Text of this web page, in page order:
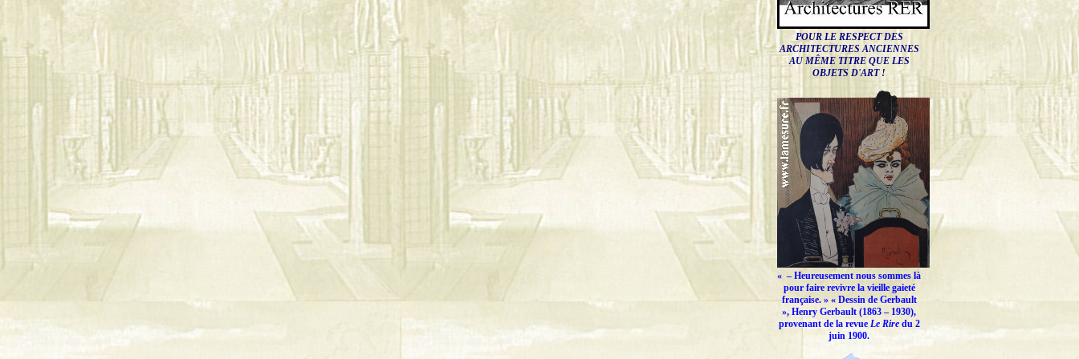
POUR LE RESPECT DES
ARCHITECTURES ANCIENNES
AU MÊME TITRE QUE LES
OBJETS D'ART !
« – Heureusement nous sommes là
pour faire revivre la vieille gaieté
française.» « Dessin de Gerbault
», Henry Gerbault (1863 – 1930),
provenant de la revue Le Riredu 2
juin 1900.